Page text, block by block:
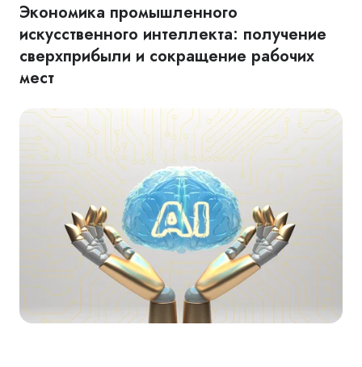
Экономика промышленного
искусственного интеллекта: получение
сверхприбыли и сокращение рабочих
мест